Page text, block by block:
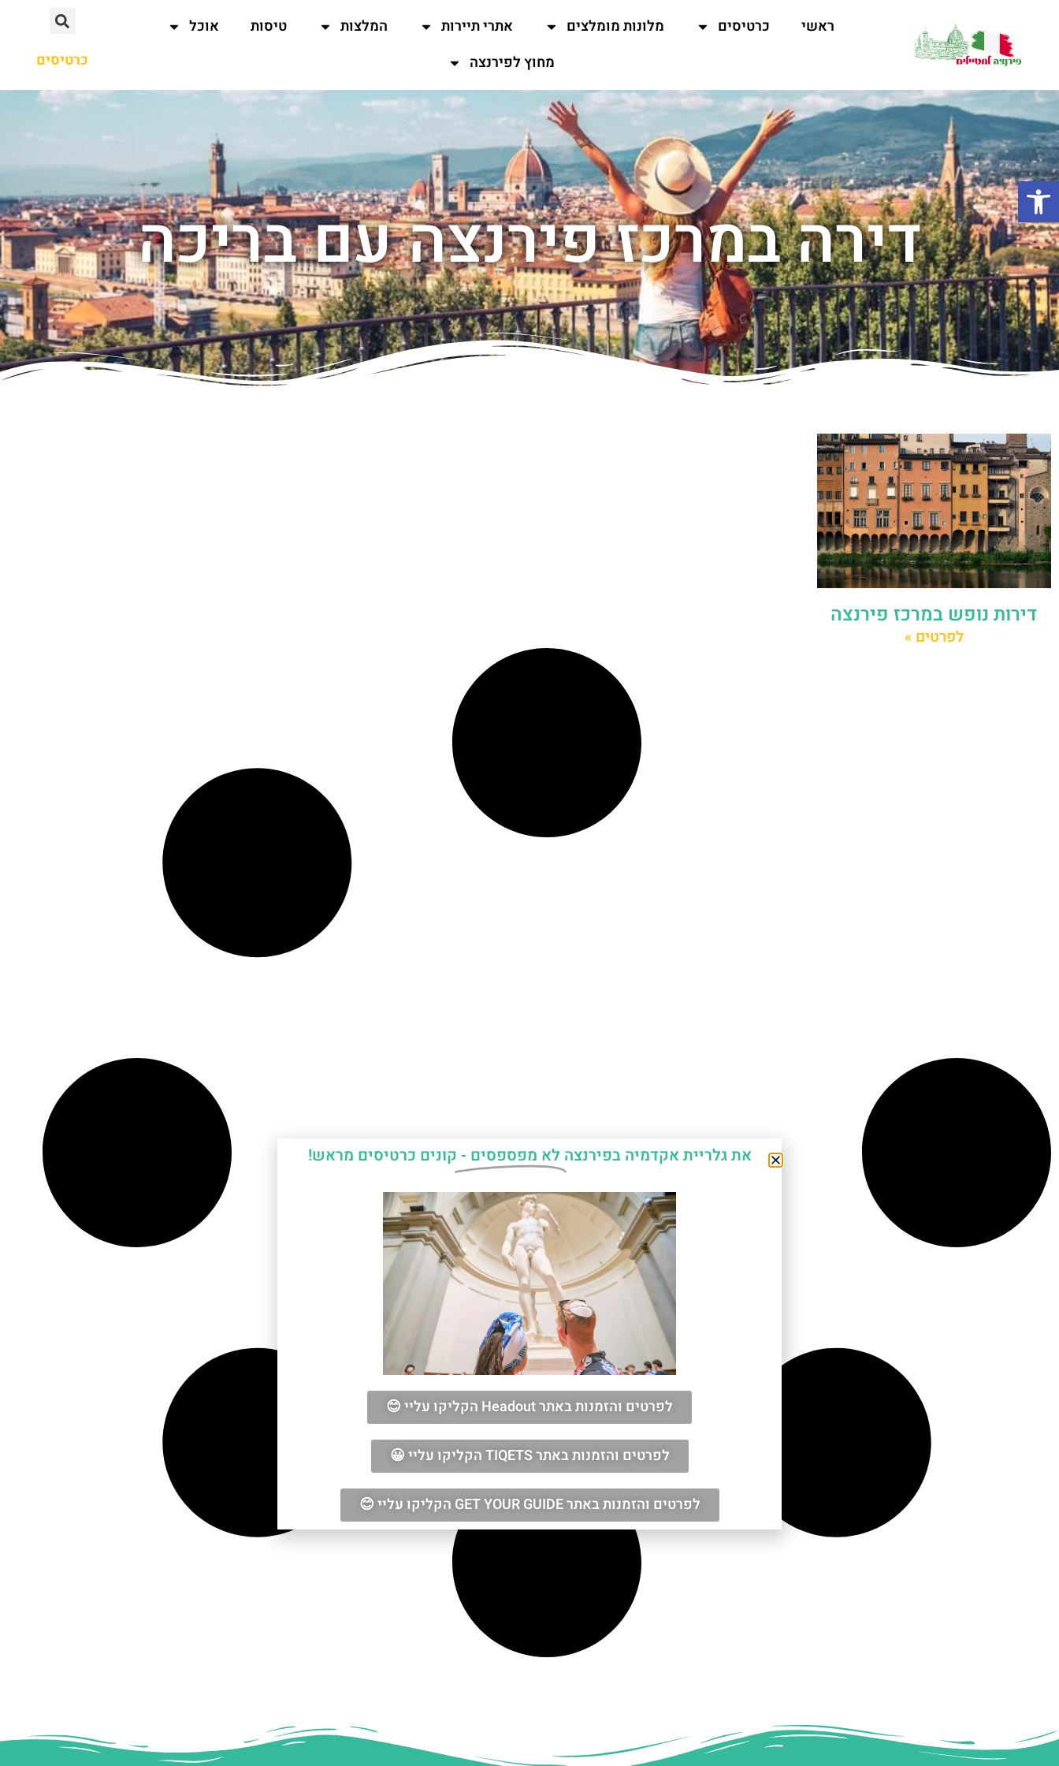
ראשי כרטיסים מלונות מומלצים אתרי תיירות המלצות טיסות
אוכל
מחוץ לפירנצה
כרטיסים
דירה במרכז פירנצה עם בריכה
דירות נופש במרכז פירנצה
לפרטים »
פתח סרגל נגישות
את גלריית אקדמיה בפירנצה לא מפספסים - קונים כרטיסים מראש!
לפרטים והזמנות באתר Headout הקליקו עליי 😊
לפרטים והזמנות באתר TIQETS הקליקו עליי 😀
לפרטים והזמנות באתר GET YOUR GUIDE הקליקו עליי 😊